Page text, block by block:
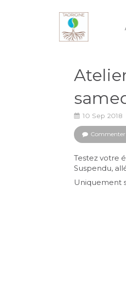
10 Sep 2018
Commenter
Testez votre
Suspendu,
Uniquement